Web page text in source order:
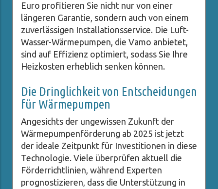
Euro profitieren Sie nicht nur von einer
längeren Garantie, sondern auch von einem
zuverlässigen Installationsservice. Die Luft-
Wasser-Wärmepumpen, die Vamo anbietet,
sind auf Effizienz optimiert, sodass Sie Ihre
Heizkosten erheblich senken können.
Die Dringlichkeit von Entscheidungen
für Wärmepumpen
Angesichts der ungewissen Zukunft der
Wärmepumpenförderung ab 2025 ist jetzt
der ideale Zeitpunkt für Investitionen in diese
Technologie. Viele überprüfen aktuell die
Förderrichtlinien, während Experten
prognostizieren, dass die Unterstützung in